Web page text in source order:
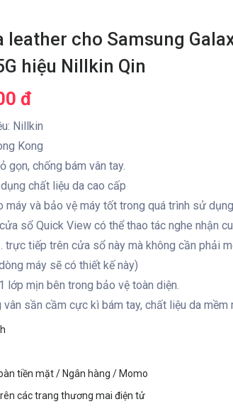
leather cho Samsung
hiệu Nillkin Qin
đ
Nillkin
Kong
gọn, chống bám vân tay.
chất liệu da cao cấp
máy và bảo vệ máy tốt trong quá trình sử dụng.
sổ Quick View có thể thao tác nghe nhận
trực tiếp trên cửa sổ này mà không cần phải
máy sẽ có thiết kế này)
lớp mịn bên trong bảo vệ toàn diện.
vân sần cầm cực kì bám tay, chất liệu da mềm
tiền mặt / Ngân hàng / Momo
các trang thương mai điện tử